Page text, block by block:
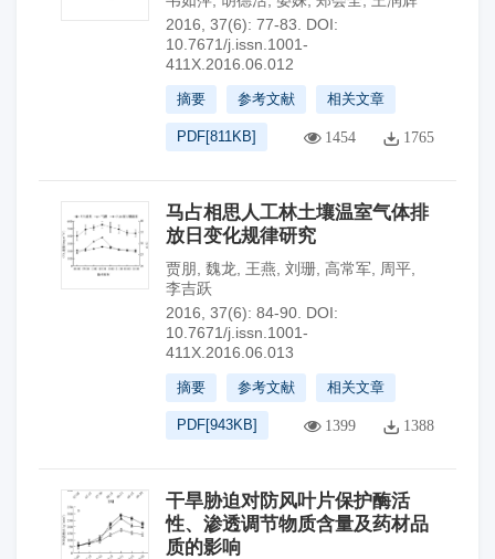
2016, 37(6): 77-83.
DOI:
10.7671/j.issn.1001-
411X.2016.06.012
摘要 参考文献 相关文章
PDF[811KB] 1454 1765
马占相思人工林土壤温室气体排
放日变化规律研究
贾朋 魏龙 王燕 刘珊 高常军 周平
李吉跃
2016, 37(6): 84-90. DOI:
10.7671/j.issn.1001-
411X.2016.06.013
摘要 参考文献 相关文章
PDF[943KB] 1399 1388
干旱胁迫对防风叶片保护酶活
性、渗透调节物质含量及药材品
质的影响